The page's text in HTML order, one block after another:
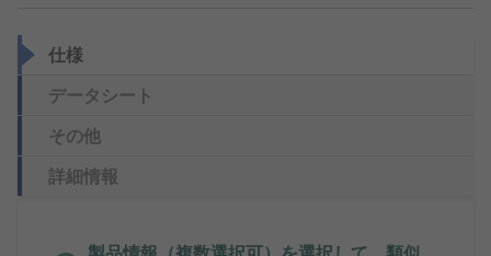
仕様
データシート
その他
詳細情報